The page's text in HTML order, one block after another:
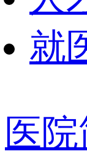
就
医